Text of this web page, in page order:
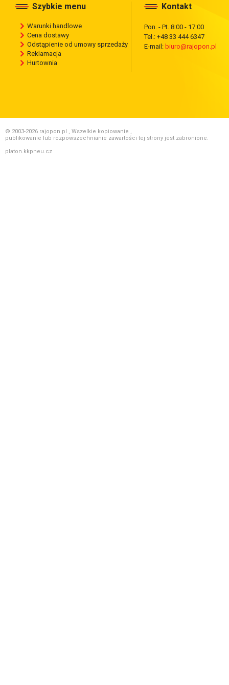
Szybkie menu
Warunki handlowe
Cena dostawy
Odstąpienie od umowy sprzedaży
Reklamacja
Hurtownia
Kontakt
Pon. - Pt. 8:00 - 17:00
Tel.: +48 33 444 6347
E-mail: biuro@rajopon.pl
© 2003-2026 rajopon.pl , Wszelkie kopiowanie ,
publikowanie lub rozpowszechnianie zawartości tej strony jest zabronione.
platon.kkpneu.cz